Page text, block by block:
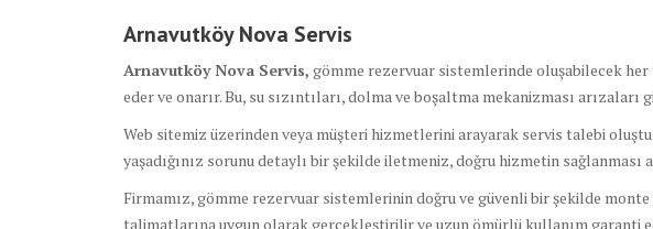
Arnavutköy Nova Servis
Arnavutköy Nova Servis, gömme rezervuar sistemlerinde oluşabilecek
eder ve onarır. Bu, su sızıntıları, dolma ve boşaltma mekanizması arızaları
Web sitemiz üzerinden veya müşteri hizmetlerini arayarak servis talebi
yaşadığınız sorunu detaylı bir şekilde iletmeniz, doğru hizmetin sağlanması
Firmamız, gömme rezervuar sistemlerinin doğru ve güvenli bir şekilde
talimatlarına uygun olarak gerçekleştirilir ve uzun ömürlü kullanım garanti